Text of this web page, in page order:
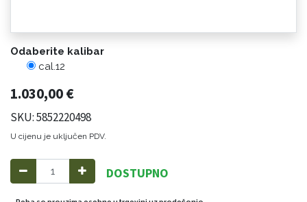
Odaberite kalibar
cal.12
1.030,00€
SKU: 5852220498
U cijenu je uključen PDV.
DOSTUPNO